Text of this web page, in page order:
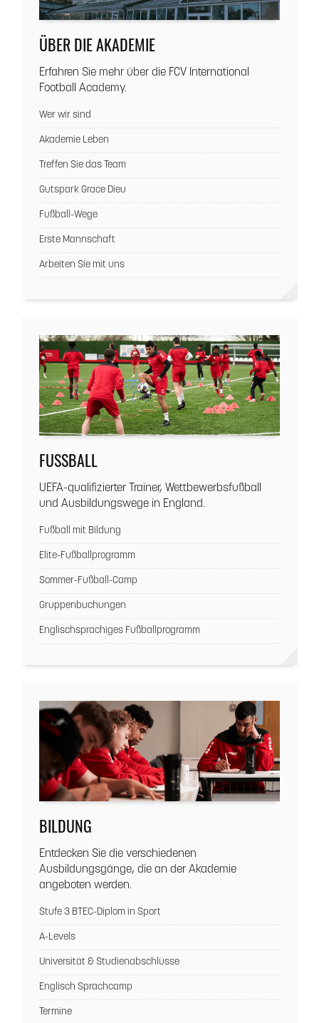
ÜBER DIE AKADEMIE
Erfahren Sie mehr über die FCV International
Football Academy.
Wer wir sind
Akademie Leben
Treffen Sie das Team
Gutspark Grace Dieu
Fußball-Wege
Erste Mannschaft
Arbeiten Sie mit uns
FUSSBALL
UEFA-qualifizierter Trainer, Wettbewerbsfußball
und Ausbildungswege in England.
Fußball mit Bildung
Elite-Fußballprogramm
Sommer-Fußball-Camp
Gruppenbuchungen
Englischsprachiges Fußballprogramm
BILDUNG
Entdecken Sie die verschiedenen
Ausbildungsgänge, die an der Akademie
angeboten werden.
Stufe 3 BTEC-Diplom in Sport
A-Levels
Universität & Studienabschlüsse
Englisch Sprachcamp
Termine